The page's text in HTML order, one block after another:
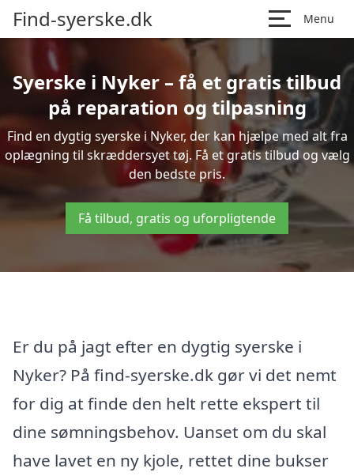
Find-syerske.dk Menu
Syerske i Nyker – få et gratis tilbud
på reparation og tilpasning
Find en dygtig syerske i Nyker, der kan hjælpe med alt fra
oplægning til skræddersyet tøj. Få et gratis tilbud og vælg
den bedste pris.
Få tilbud, gratis og uforpligtende
Er du på jagt efter en dygtig syerske i
Nyker? På find-syerske.dk gør vi det nemt
for dig at finde den helt rette ekspert til
dine sømningsbehov. Uanset om du skal
have lavet en ny kjole, rettet dine bukser